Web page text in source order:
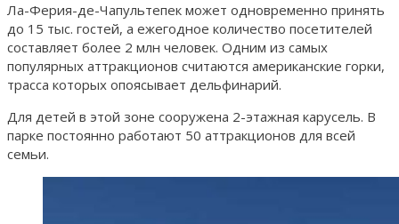
Ла-Ферия-де-Чапультепек может одновременно принять
до 15 тыс. гостей, а ежегодное количество посетителей
составляет более 2 млн человек. Одним из самых
популярных аттракционов считаются американские горки,
трасса которых опоясывает дельфинарий.
Для детей в этой зоне сооружена 2-этажная карусель. В
парке постоянно работают 50 аттракционов для всей
семьи.